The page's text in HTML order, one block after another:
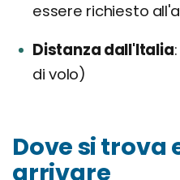
essere richiesto
Distanza dall'Italia
di volo)
Dove si trova
arrivare